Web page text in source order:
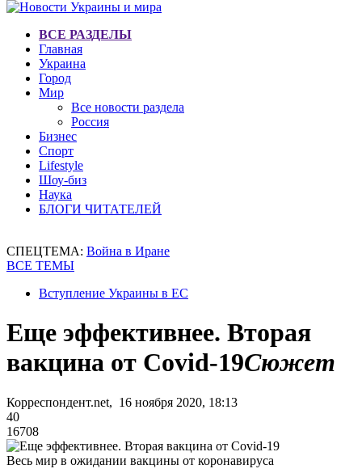
ВСЕ РАЗДЕЛЫ
Главная
Украина
Город
Мир
Все новости раздела
Россия
Бизнес
Спорт
Lifestyle
Шоу-биз
Наука
БЛОГИ ЧИТАТЕЛЕЙ
СПЕЦТЕМА: Война в Иране
ВСЕ ТЕМЫ
Вступление Украины в ЕС
Еще эффективнее. Вторая
вакцина от Covid-19Сюжет
Корреспондент.net, 16 ноября 2020, 18:13
40
16708
Весь мир в ожидании вакцины от коронавируса